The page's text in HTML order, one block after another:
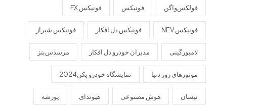
فولکس‌واگن فونیکس فونیکس FX
فونیکس NEV فونیکس دل افکار فونیکس شیراز
لامبورگینی مدیران خودرو دل افکار مرسدس‌بنز
موتورهای روز دنیا نمایشگاه خودرو پکن2024
نیسان هوش مصنوعی هیوندای پورشه